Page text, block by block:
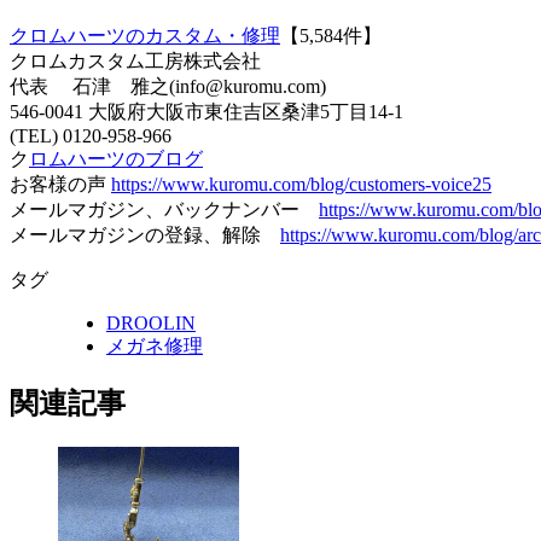
クロムハーツのカスタム・修理 【5,584件】
クロムカスタム工房株式会社
代表 石津 雅之(info@kuromu.com)
546-0041 大阪府大阪市東住吉区桑津5丁目14-1
(TEL) 0120-958-966
ク ロムハーツのブログ
お客様の声 https://www.kuromu.com/blog/customers-voice25
メールマガジン、バックナンバー https://www.kuromu.com/
メールマガジンの登録、解除 https://www.kuromu.com/blog/
タグ
DROOLIN
メガネ修理
関連記事